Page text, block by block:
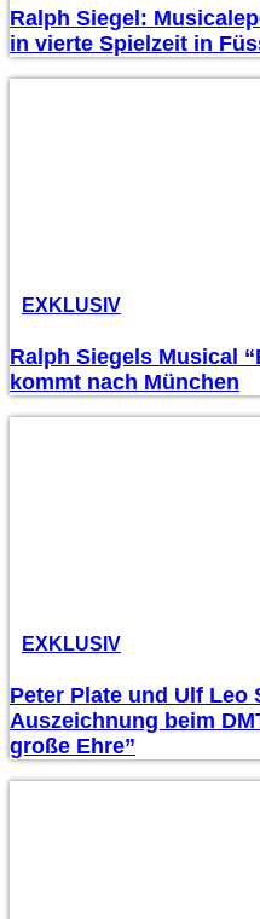
Ralph Siegel:
in vierte Spielzeit in
EXKLUSIV
Ralph Siegels Musical
kommt nach München
EXKLUSIV
Peter Plate und Ulf Leo
Auszeichnung beim
große Ehre”